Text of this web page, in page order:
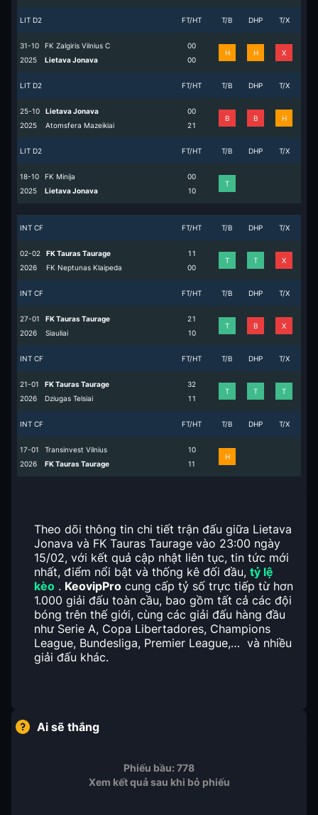
LIT D2 FT/HT T/B DHP T/X
31-10
2025
FK Zalgiris Vilnius C
Lietava Jonava
0
0
0
0
H H X
LIT D2 FT/HT T/B DHP T/X
25-10
2025
Lietava Jonava
Atomsfera Mazeikiai
0
2
0
1
B B H
LIT D2 FT/HT T/B DHP T/X
18-10
2025
FK Minija
Lietava Jonava
0
1
0
0
T
INT CF FT/HT T/B DHP T/X
02-02
2026
FK Tauras Taurage
FK Neptunas Klaipeda
1
0
1
0
T T X
INT CF FT/HT T/B DHP T/X
27-01
2026
FK Tauras Taurage
Siauliai
2
1
1
0
T B X
INT CF FT/HT T/B DHP T/X
21-01
2026
FK Tauras Taurage
Dziugas Telsiai
3
1
2
1
T T T
INT CF FT/HT T/B DHP T/X
17-01
2026
Transinvest Vilnius
FK Tauras Taurage
1
1
0
1
H
Theo dõi thông tin chi tiết trận đấu giữa Lietava
Jonava và FK Tauras Taurage vào 23:00 ngày
15/02, với kết quả cập nhật liên tục, tin tức mới
nhất, điểm nổi bật và thống kê đối đầu, tỷ lệ
kèo . KeovipPro cung cấp tỷ số trực tiếp từ hơn
1.000 giải đấu toàn cầu, bao gồm tất cả các đội
bóng trên thế giới, cùng các giải đấu hàng đầu
như Serie A, Copa Libertadores, Champions
League, Bundesliga, Premier League,… và nhiều
giải đấu khác.
Ai sẽ thắng
Phiếu bầu: 778
Xem kết quả sau khi bỏ phiếu